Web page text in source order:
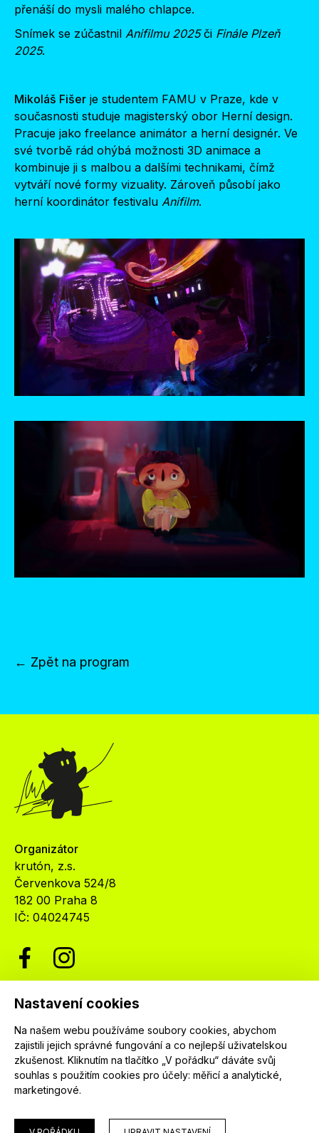
Nastavení cookies
Na našem webu používáme soubory cookies, abychom
zajistili jejich správné fungování a co nejlepší uživatelskou
zkušenost. Kliknutím na tlačítko „V pořádku“ dáváte svůj
souhlas s použitím cookies pro účely: měřicí a analytické,
marketingové.
přenáší do mysli malého chlapce.
Snímek se zúčastnil Anifilmu 2025či Finále Plzeň
2025.
Mikoláš Fišer je studentem FAMU v Praze, kde v
současnosti studuje magisterský obor Herní design.
Pracuje jako freelance animátor a herní designér. Ve
své tvorbě rád ohýbá možnosti 3D animace a
kombinuje ji s malbou a dalšími technikami, čímž
vytváří nové formy vizuality. Zároveň působí jako
herní koordinátor festivalu Anifilm.
← Zpět na program
Organizátor
krutón, z.s.
Červenkova 524/8
182 00 Praha 8
IČ: 04024745
Newsletter
Nenechte si ujít nejnovější informace o festivalu.
Přihlaste se k našemu newsletteru a dostávejte
informace o našich programech jako první.